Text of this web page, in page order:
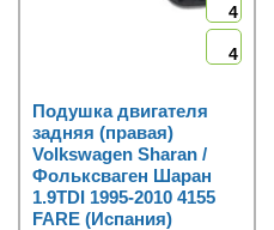
4
4
Подушка двигателя
задняя (правая)
Volkswagen Sharan /
Фольксваген Шаран
1.9TDI 1995-2010 4155
FARE (Испания)